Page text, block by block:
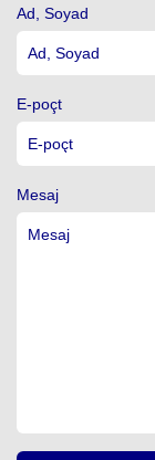
Ad, Soyad
E-poçt
Mesaj